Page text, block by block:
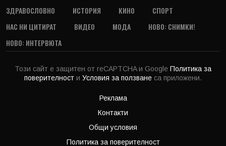
ЗДРАВОСЛОВНО
ИСТОРИЯ КИНО
СПОРТ
НАС НИ ЦИТИРАТ
ВИДЕО МОДА
НОВО: СНИМКИ!
НОВО: ИНТЕРВЮТА
Този сайт е защитен от reCAPTCHA и Google Политика за
поверителност и Условия за ползване са приложени.
Реклама
Контакти
Общи условия
Политика за поверителност